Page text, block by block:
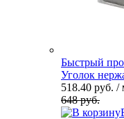
Быстрый
Уголок
518.40 руб. /
648 руб.